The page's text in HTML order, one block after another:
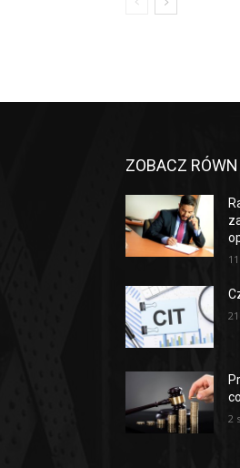
ZOBACZ
2